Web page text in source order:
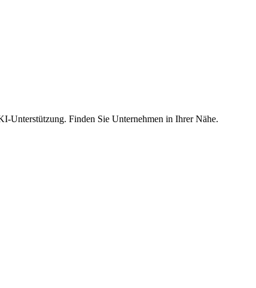
Unterstützung. Finden Sie Unternehmen in Ihrer Nähe.